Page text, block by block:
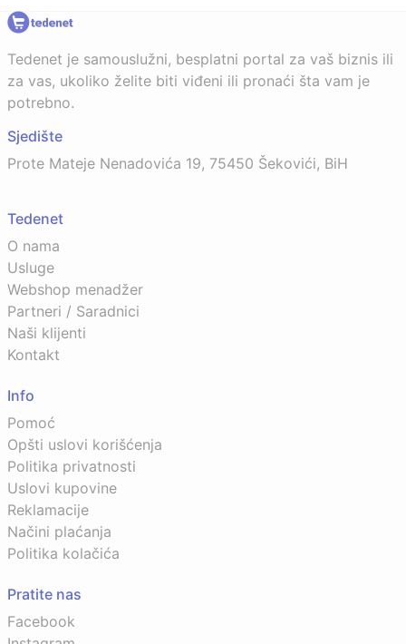
Tedenet je samouslužni, besplatni portal za vaš biznis ili
za vas, ukoliko želite biti viđeni ili pronaći šta vam je
potrebno.
Sjedište
Prote Mateje Nenadovića 19, 75450 Šekovići, BiH
Tedenet
O nama
Usluge
Webshop menadžer
Partneri / Saradnici
Naši klijenti
Kontakt
Info
Pomoć
Opšti uslovi korišćenja
Politika privatnosti
Uslovi kupovine
Reklamacije
Načini plaćanja
Politika kolačića
Pratite nas
Facebook